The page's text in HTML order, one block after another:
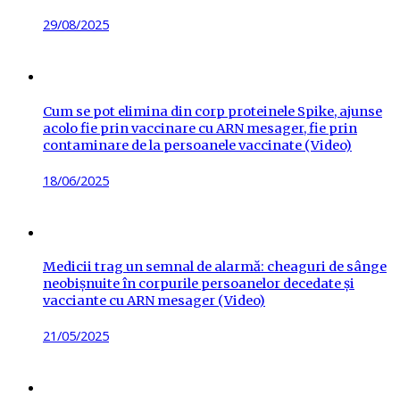
Posted
29/08/2025
Cum se pot elimina din corp proteinele Spike, ajunse
acolo fie prin vaccinare cu ARN mesager, fie prin
contaminare de la persoanele vaccinate (Video)
Posted
18/06/2025
Medicii trag un semnal de alarmă: cheaguri de sânge
neobișnuite în corpurile persoanelor decedate și
vacciante cu ARN mesager (Video)
Posted
21/05/2025